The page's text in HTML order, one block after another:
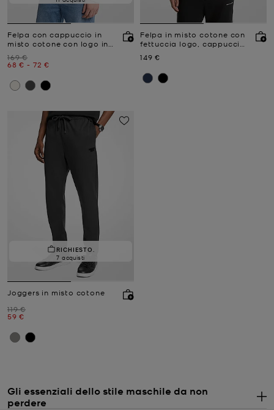
Felpa con cappuccio in
misto cotone con logo in
Prezzo iniziale
169 €
Prezzo attuale
68 € -
a Prezzo attuale
72 €
Felpa in misto cotone con
fettuccia logo, cappuccio
Prezzo attuale
149 €
RICHIESTO.
7 acquisti
Joggers in misto cotone
Prezzo iniziale
119 €
Prezzo attuale
59 €
Gli essenziali dello stile maschile da non
perdere